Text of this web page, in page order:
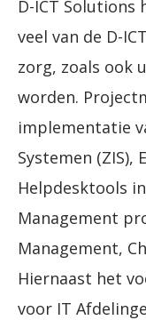
D-ICT
veel van de D-
zorg, zoals ook
worden.
implementatie
Systemen (ZIS),
Helpdesktools
Management
Management,
Hiernaast het
voor IT